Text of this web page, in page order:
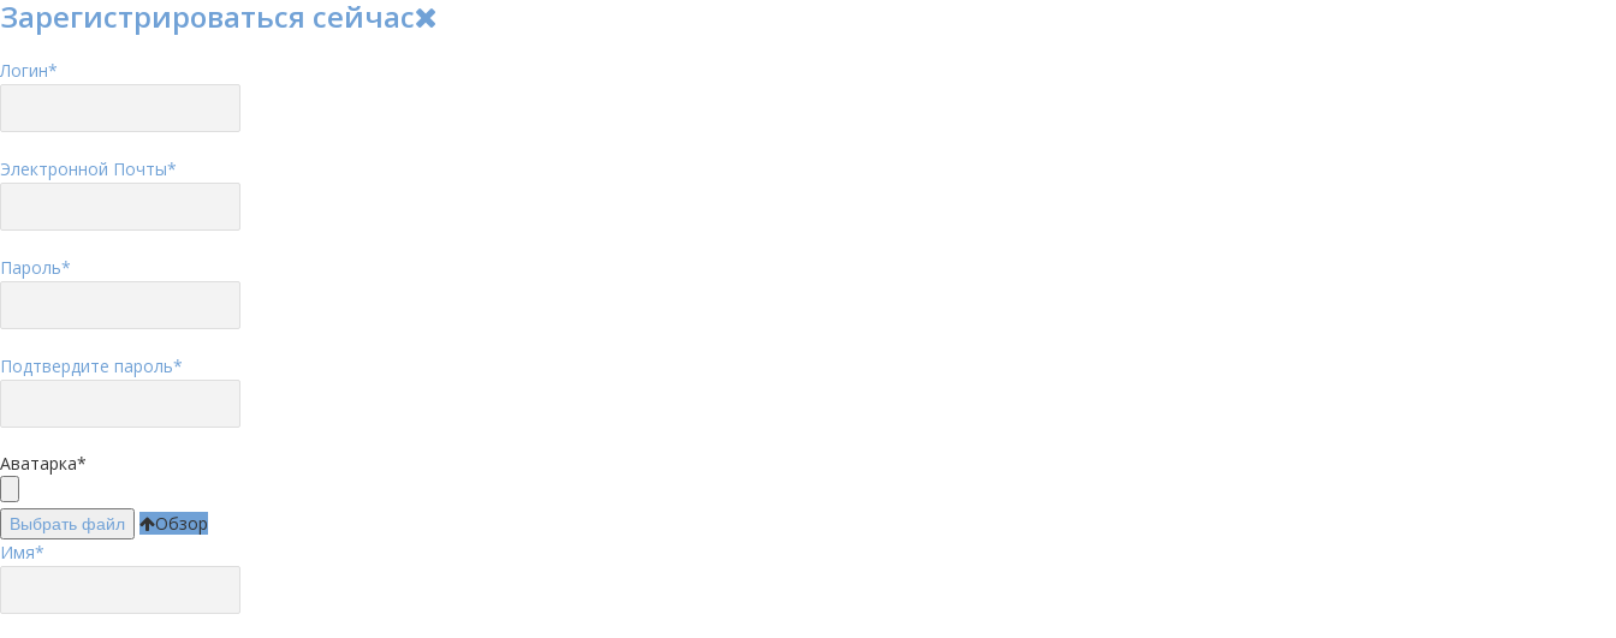
Зарегистрироваться сейчас
Логин*
Электронной Почты*
Пароль*
Подтвердите пароль*
Аватарка*
Выбрать файл
Обзор
Имя*